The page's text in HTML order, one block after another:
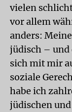
vielen
vor allem
anders:
jüdisch – und
sich mit mir
soziale
habe ich
jüdischen